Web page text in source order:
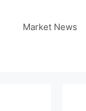
Market News